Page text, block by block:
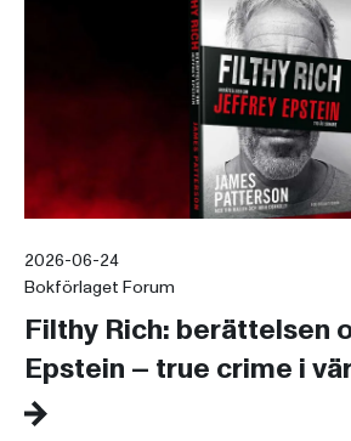
2026-06-24
Bokförlaget Forum
Filthy Rich: berättelsen
Epstein – true crime i